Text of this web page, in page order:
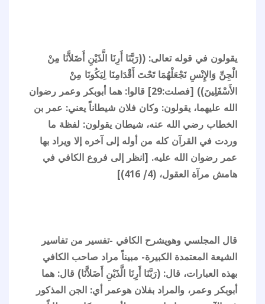
يقولون في قوله تعالى: ((رَبَّنَا أَرِنَا الَّذَيْنِ أَضَلاَّنَا مِنْ
الْجِنِّ وَالإِنْسِ نَجْعَلْهُمَا تَحْتَ أَقْدَامِنَا لِيَكُونَا مِنْ
الأَسْفَلِينَ)) [فصلت:29] قالوا: هما أبوبكر وعمر رضوان
الله عليهما، يقولون: وكان فلان شيطاناً يعني: عمر بن
الخطاب رضي الله عنه، شيطان يقولون: لفظة ما
وردت في القرآن كله من أوله إلى آخره إلا ويراد بها
عمر رضوان الله عليه. [انظر إلى فروع الكافي في
هامش مرآة العقول، (4/ 416)]
قال المجلسي وهويشرح الكافي -تفسير من تفاسير
الشيعة المعتمدة الكبيرة- مبيناً مراد صاحب الكافي
بهذه العبارات، قال: (رَبَّنَا أَرِنَا الَّذَيْنِ أَضَلاَّنَا) قال: هما
أبوبكر وعمر، والمراد بفلان هوعمر أي: الجن المذكور